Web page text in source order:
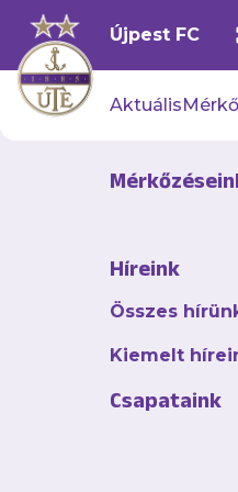
Újpest FC
Aktuális
Híreink
Összes
Kiemelt
Csapataink